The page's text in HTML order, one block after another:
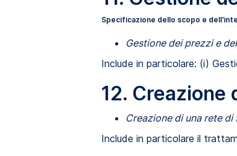
Specificazione dello scopo e
Gestione dei prezzi e
Include in particolare: (i)
12.
Creazione di una rete
Include in particolare il